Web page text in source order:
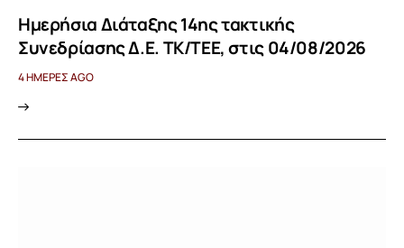
Ημερήσια Διάταξης 14ης τακτικής
Συνεδρίασης Δ.Ε. ΤΚ/ΤΕΕ, στις 04/08/2026
4 ΗΜΈΡΕΣ AGO